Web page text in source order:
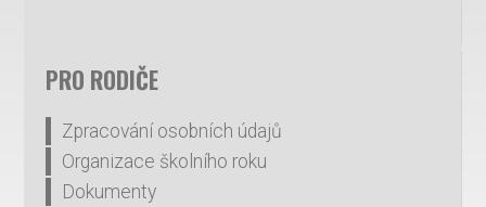
PRO RODIČE
Zpracování osobních údajů
Organizace školního roku
Dokumenty